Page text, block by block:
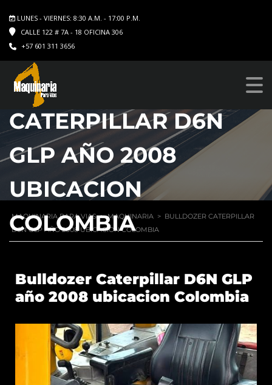
LUNES - VIERNES: 8:30 A.M. - 17:00 P.M.
CALLE 122 # 7A - 18 OFICINA 306
+57 601 311 3656
BULLDOZER
CATERPILLAR D6N
GLP AÑO 2008
UBICACION
COLOMBIA
MAQUINARIA PARA VIAS > MAQUINARIA > BULLDOZER CATERPILLAR
D6N GLP AÑO 2008 UBICACION COLOMBIA
Bulldozer Caterpillar D6N GLP
año 2008 ubicacion Colombia